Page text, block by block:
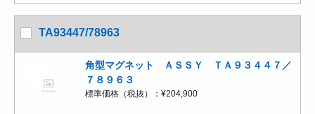
TA93447/78963
角型マグネット ＡＳＳＹ ＴＡ９３４４７／
７８９６３
標準価格（税抜）： ¥204,900